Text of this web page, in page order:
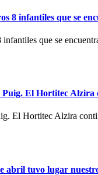
8 infantiles que se
infantiles que se
Puig. El Hortitec
El Hortitec Alzira
tuvo lugar